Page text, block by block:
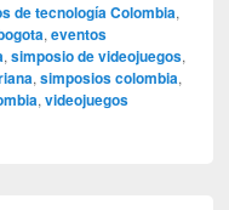
de tecnología Colombia,
,eventos
,simposio de videojuegos,
,simposios colombia,
,videojuegos